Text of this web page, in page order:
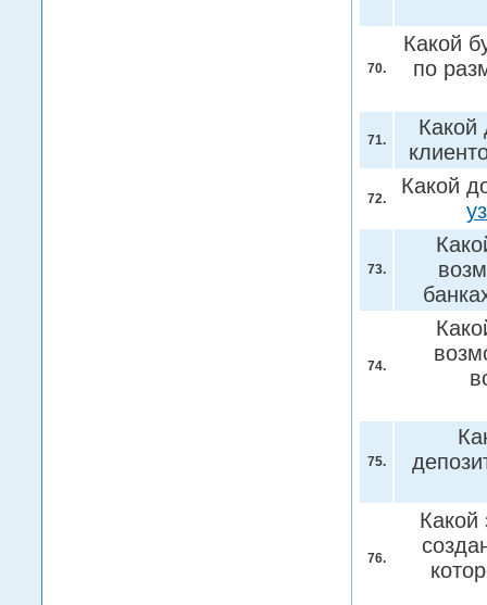
70.
Какой
по
71.
Какой
72.
Какой
73.
74.
75.
76.
Какой